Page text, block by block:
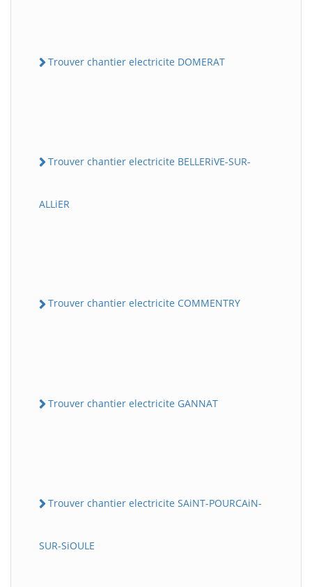
Trouver chantier electricite DOMERAT
Trouver chantier electricite BELLERiVE-SUR-
ALLiER
Trouver chantier electricite COMMENTRY
Trouver chantier electricite GANNAT
Trouver chantier electricite SAiNT-POURCAiN-
SUR-SiOULE